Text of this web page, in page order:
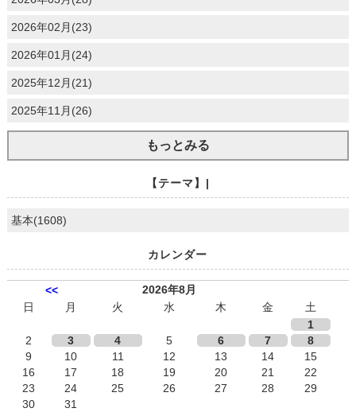
2026年02月(23)
2026年01月(24)
2025年12月(21)
2025年11月(26)
もっとみる
【テーマ】|
基本(1608)
カレンダー
<<
2026年8月
日
月 火 水 木 金
土
1
2
3 4 5 6 7
8
9
10 11 12 13 14
15
16
17 18 19 20 21
22
23
24 25 26 27 28
29
30
31